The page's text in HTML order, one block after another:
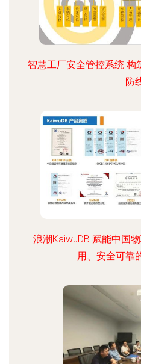
智慧工厂安全管控系统 构
防
浪潮KaiwuDB 赋能中国
用、安全可靠